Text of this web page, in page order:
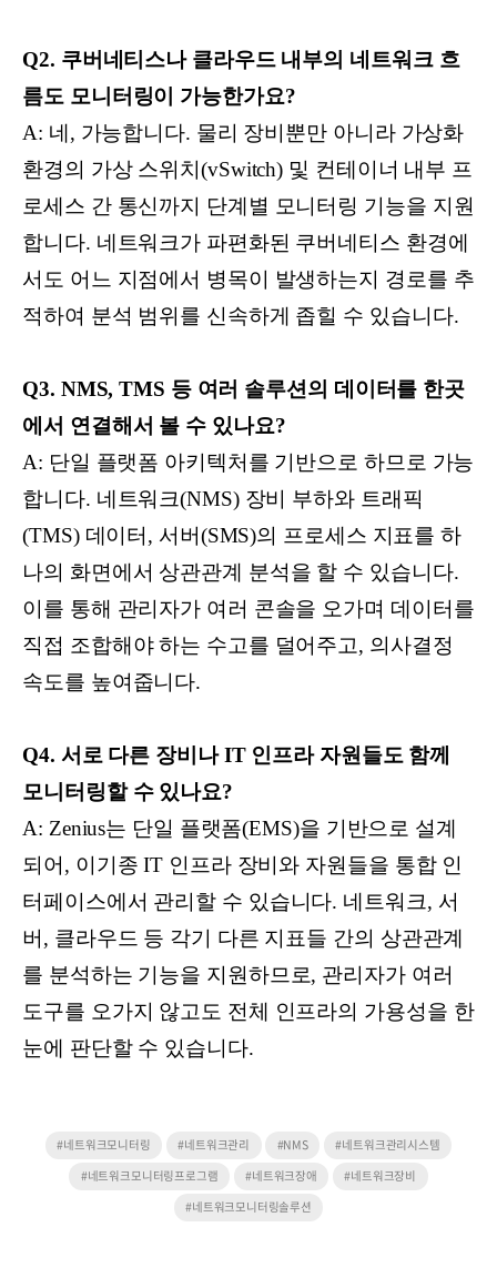
Q2. 쿠버네티스나 클라우드 내부의 네트워크 흐
름도 모니터링이 가능한가요?
A: 네, 가능합니다. 물리 장비뿐만 아니라 가상화
환경의 가상 스위치(vSwitch) 및 컨테이너 내부 프
로세스 간 통신까지 단계별 모니터링 기능을 지원
합니다. 네트워크가 파편화된 쿠버네티스 환경에
서도 어느 지점에서 병목이 발생하는지 경로를 추
적하여 분석 범위를 신속하게 좁힐 수 있습니다.
Q3. NMS, TMS 등 여러 솔루션의 데이터를 한곳
에서 연결해서 볼 수 있나요?
A: 단일 플랫폼 아키텍처를 기반으로 하므로 가능
합니다. 네트워크(NMS) 장비 부하와 트래픽
(TMS) 데이터, 서버(SMS)의 프로세스 지표를 하
나의 화면에서 상관관계 분석을 할 수 있습니다.
이를 통해 관리자가 여러 콘솔을 오가며 데이터를
직접 조합해야 하는 수고를 덜어주고, 의사결정
속도를 높여줍니다.
Q4. 서로 다른 장비나 IT 인프라 자원들도 함께
모니터링할 수 있나요?
A: Zenius는 단일 플랫폼(EMS)을 기반으로 설계
되어, 이기종 IT 인프라 장비와 자원들을 통합 인
터페이스에서 관리할 수 있습니다. 네트워크, 서
버, 클라우드 등 각기 다른 지표들 간의 상관관계
를 분석하는 기능을 지원하므로, 관리자가 여러
도구를 오가지 않고도 전체 인프라의 가용성을 한
눈에 판단할 수 있습니다.
#네트워크모니터링 #네트워크관리 #NMS
#네트워크관리시스템
#네트워크모니터링프로그램
#네트워크장애
#네트워크장비
#네트워크모니터링솔루션